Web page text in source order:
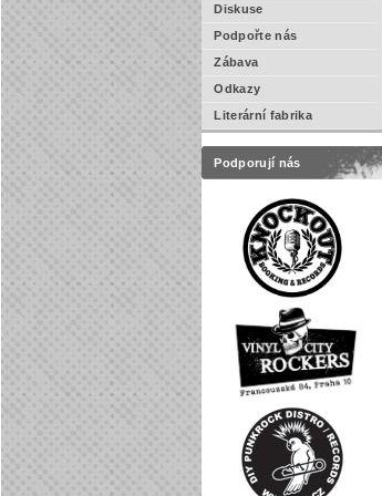
Diskuse
Podpořte nás
Zábava
Odkazy
Literární fabrika
Podporují nás